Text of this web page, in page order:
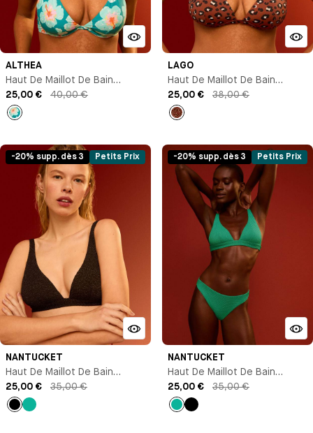
ALTHEA
Haut De Maillot De Bain
Triangle Avec Armature
25,00 € 40,00 €
Imprimé
LAGO
Haut De Maillot De Bain
Triangle
25,00 € 38,00 €
Imprimé
-20% supp. dès 3 Petits Prix
NANTUCKET
Haut De Maillot De Bain
Triangle
25,00 € 35,00 €
Noir
-20% supp. dès 3 Petits Prix
NANTUCKET
Haut De Maillot De Bain
Triangle
25,00 € 35,00 €
Vert